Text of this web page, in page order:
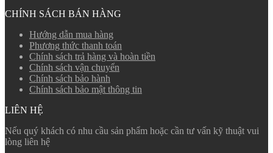
CHÍNH SÁCH BÁN HÀNG
Hướng dẫn mua hàng
Phương thức thanh toán
Chính sách trả hàng và hoàn tiền
Chính sách vận chuyển
Chính sách bảo hành
Chính sách bảo mật thông tin
LIÊN HỆ
Nếu quý khách có nhu cầu sản phẩm hoặc cần tư vấn kỹ thuật vui
lòng liên hệ